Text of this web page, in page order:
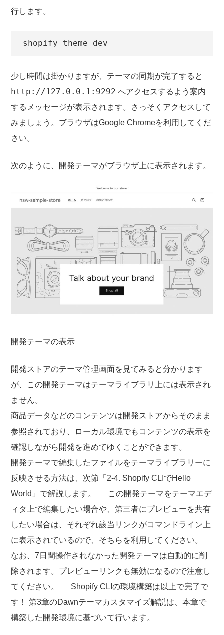
行します。
shopify theme dev
少し時間は掛かりますが、テーマの同期が完了すると
http://127.0.0.1:9292 へアクセスするよう案内
するメッセージが表示されます。さっそくアクセスして
みましょう。ブラウザはGoogle Chromeを利用してくだ
さい。
次のように、開発テーマがブラウザ上に表示されます。
開発テーマの表示
開発ストアのテーマ管理画面を見てみると分かります
が、この開発テーマはテーマライブラリ上には表示され
ません。
商品データなどのコンテンツは開発ストアからそのまま
参照されており、ローカル環境でもコンテンツの表示を
確認しながら開発を進めてゆくことができます。
開発テーマで編集したファイルをテーマライブラリーに
反映させる方法は、次節「2-4. Shopify CLIでHello
World」で解説します。 この開発テーマをテーマエデ
ィタ上で編集したい場合や、第三者にプレビューを共有
したい場合は、それぞれ該当リンクがコマンドライン上
に表示されているので、そちらを利用してください。
なお、7日間操作されなかった開発テーマは自動的に削
除されます。プレビューリンクも無効になるので注意し
てください。 Shopify CLIの環境構築は以上で完了で
す！ 第3章のDawnテーマカスタマイズ解説は、本章で
構築した開発環境に基づいて行います。